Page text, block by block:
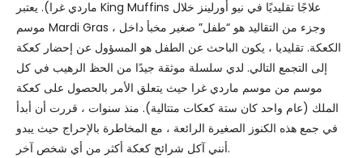
ماردي غرا). يعتبر King Muffins علاجًا تقليديًا في نيو أورلينز خلال
موسم Mardi Gras ، وجزء من التقاليد هو “طفل” صغير مخبأ داخل
الكعكة. تقليديا ، يكون الباحث عن الطفل هو المسؤول عن إحضار كعكة
إلى التجمع التالي. لدي سلسلة موثقة جيدًا من الحظ الرهيب في كل
موسم من موسم ماردي غرا حيث يتعلق الأمر بالحصول على كعكة
الملك (عام واحد كان ستة كعكات متتالية). منذ سنوات ، قررت أن أبدأ
في جمع هذه الكنوز الصغيرة الرائعة ، مع المخاطرة بالإحراج حيث يبدو
أنني آكل شرائح كعكة أكثر من أي شخص آخر.